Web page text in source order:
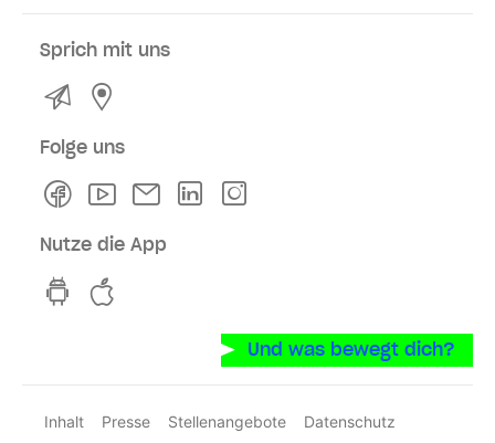
Sprich mit uns
Kontakt
Folge uns
FacebookYoutubeNewsletterLinkedln
Nutze die App
hvv switch App auf GooglePlay
Und was bewegt dich?
Inhalt Presse Stellenangebote
Datenschutz